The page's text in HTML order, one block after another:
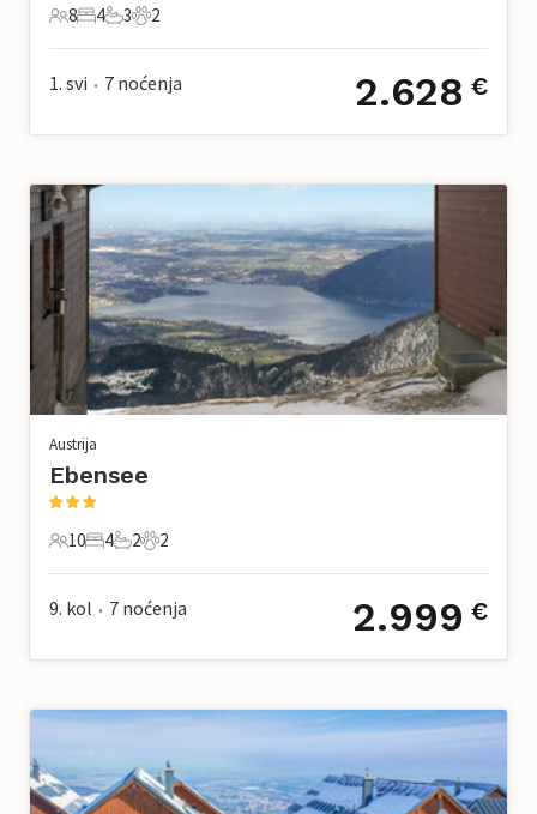
8 Gosti
8
4 Spavaće sobe
4
3 Kupaonice
3
2 Kućni ljubimac
2
1. svi • 7 noćenja 2.628 €
Austrija
Ebensee
10 Gosti
10
4 Spavaće sobe
4
2 Kupaonice
2
2 Kućni ljubimac
2
9. kol • 7 noćenja 2.999 €